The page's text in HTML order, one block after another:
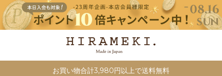
お買い物合計3,980円以上で送料無料